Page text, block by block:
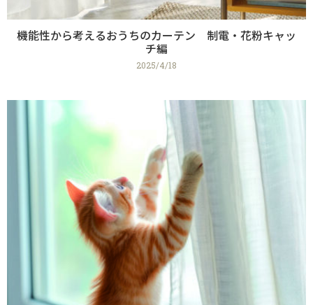
機能性から考えるおうちのカーテン 制電・花粉キャッ
チ編
2025/4/18